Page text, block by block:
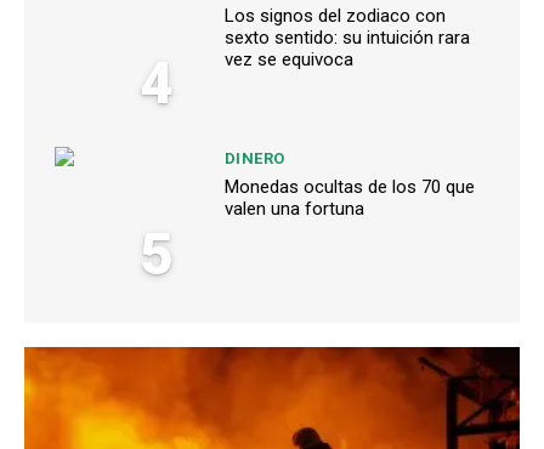
4
Los signos del zodiaco con
sexto sentido: su intuición rara
vez se equivoca
5
DINERO
Monedas ocultas de los 70 que
valen una fortuna